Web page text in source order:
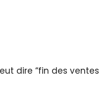
dire “fin des ventes